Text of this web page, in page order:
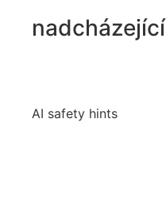
nadcházející
AI safety hints